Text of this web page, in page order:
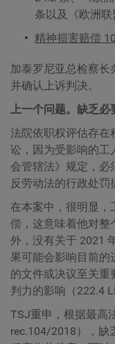
条以及《欧洲联
精神损害赔偿
加泰罗尼亚总检察长
并确认上诉判决。
上一个问题。缺乏必
法院依职权评估存在
讼，因为受影响的工
会管辖法》规定，必
反劳动法的行政处罚
在本案中，很明显，
偿，这意味着他对整
外，没有关于 2021
果可能会影响目前的
的文件或决议至关
判力的影响（222.4
TSJ重申，根据最高
rec.104/2018），缺